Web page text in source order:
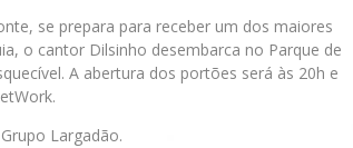
se prepara para receber um dos maiores
o cantor Dilsinho desembarca no Parque de
A abertura dos portões será às 20h e
Largadão.